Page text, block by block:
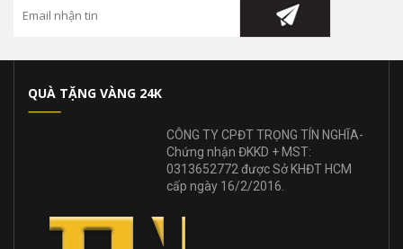
QUÀ TẶNG VÀNG 24K
CÔNG TY CPĐT TRỌNG TÍN NGHĨA-
Chứng nhận ĐKKD + MST:
0313652772 được Sở KHĐT HCM
cấp ngày 16/2/2016.